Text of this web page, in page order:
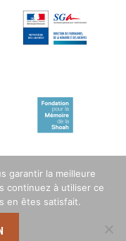
garantir la meilleure
continuez à utiliser ce
en êtes satisfait.